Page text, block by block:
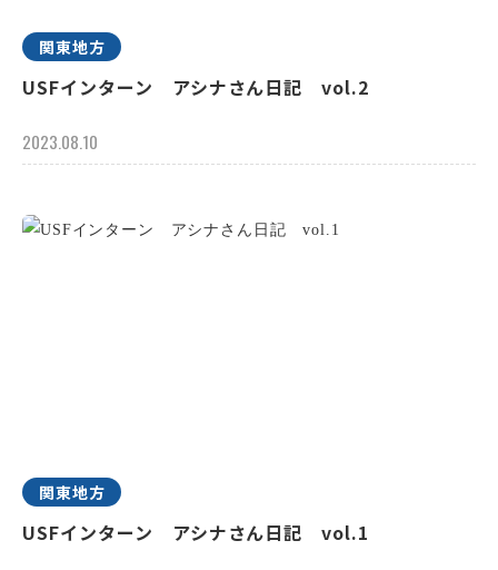
関東地方
USFインターン アシナさん日記 vol.2
2023.08.10
関東地方
USFインターン アシナさん日記 vol.1